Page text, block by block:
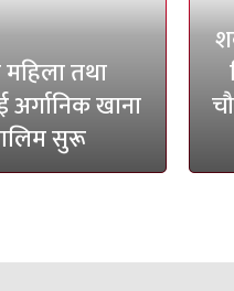
तथा
खाना
सुरू